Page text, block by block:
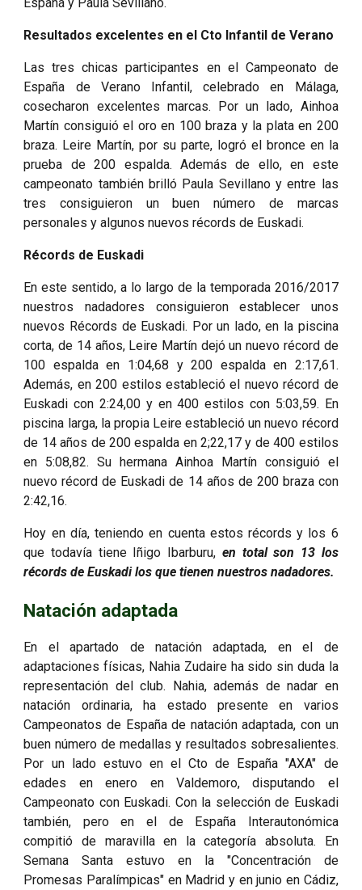
España y Paula Sevillano.
Resultados excelentes en el Cto Infantil de Verano
Las tres chicas participantes en el Campeonato de
España de Verano Infantil, celebrado en Málaga,
cosecharon excelentes marcas. Por un lado, Ainhoa
Martín consiguió el oro en 100 braza y la plata en 200
braza. Leire Martín, por su parte, logró el bronce en la
prueba de 200 espalda. Además de ello, en este
campeonato también brilló Paula Sevillano y entre las
tres consiguieron un buen número de marcas
personales y algunos nuevos récords de Euskadi.
Récords de Euskadi
En este sentido, a lo largo de la temporada 2016/2017
nuestros nadadores consiguieron establecer unos
nuevos Récords de Euskadi. Por un lado, en la piscina
corta, de 14 años, Leire Martín dejó un nuevo récord de
100 espalda en 1:04,68 y 200 espalda en 2:17,61.
Además, en 200 estilos estableció el nuevo récord de
Euskadi con 2:24,00 y en 400 estilos con 5:03,59. En
piscina larga, la propia Leire estableció un nuevo récord
de 14 años de 200 espalda en 2;22,17 y de 400 estilos
en 5:08,82. Su hermana Ainhoa Martín consiguió el
nuevo récord de Euskadi de 14 años de 200 braza con
2:42,16.
Hoy en día, teniendo en cuenta estos récords y los 6
que todavía tiene Iñigo Ibarburu, en total son 13 los
récords de Euskadi los que tienen nuestros nadadores.
Natación adaptada
En el apartado de natación adaptada, en el de
adaptaciones físicas, Nahia Zudaire ha sido sin duda la
representación del club. Nahia, además de nadar en
natación ordinaria, ha estado presente en varios
Campeonatos de España de natación adaptada, con un
buen número de medallas y resultados sobresalientes.
Por un lado estuvo en el Cto de España "AXA" de
edades en enero en Valdemoro, disputando el
Campeonato con Euskadi. Con la selección de Euskadi
también, pero en el de España Interautonómica
compitió de maravilla en la categoría absoluta. En
Semana Santa estuvo en la "Concentración de
Promesas Paralímpicas" en Madrid y en junio en Cádiz,